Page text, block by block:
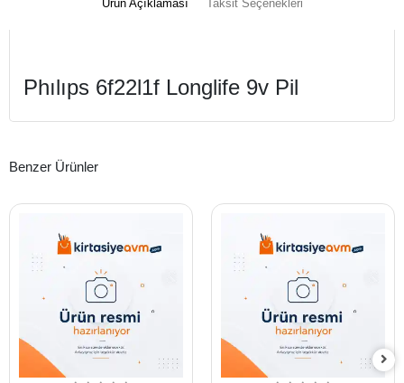
Ürün Açıklaması Taksit Seçenekleri
Phılıps 6f22l1f Longlife 9v Pil
Benzer Ürünler